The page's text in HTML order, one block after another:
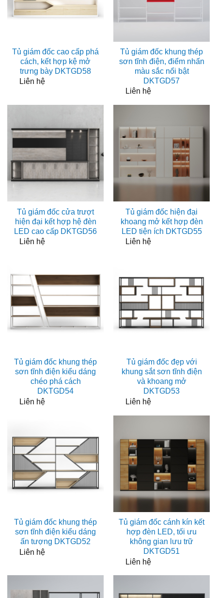
Tủ giám đốc cao cấp phá
cách, kết hợp kệ mở
trưng bày DKTGD58
Liên hệ
Tủ giám đốc khung thép
sơn tĩnh điện, điểm nhấn
màu sắc nổi bật
DKTGD57
Liên hệ
Tủ giám đốc cửa trượt
hiện đại kết hợp hệ đèn
LED cao cấp DKTGD56
Liên hệ
Tủ giám đốc hiện đại
khoang mở kết hợp đèn
LED tiện ích DKTGD55
Liên hệ
Tủ giám đốc khung thép
sơn tĩnh điện kiểu dáng
chéo phá cách
DKTGD54
Liên hệ
Tủ giám đốc đẹp với
khung sắt sơn tĩnh điện
và khoang mở
DKTGD53
Liên hệ
Tủ giám đốc khung thép
sơn tĩnh điện kiểu dáng
ấn tượng DKTGD52
Liên hệ
Tủ giám đốc cánh kín kết
hợp đèn LED, tối ưu
không gian lưu trữ
DKTGD51
Liên hệ